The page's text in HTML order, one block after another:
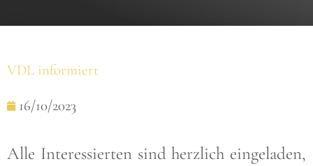
VDL informiert
16/10/2023
Alle Interessierten sind herzlich eingeladen,